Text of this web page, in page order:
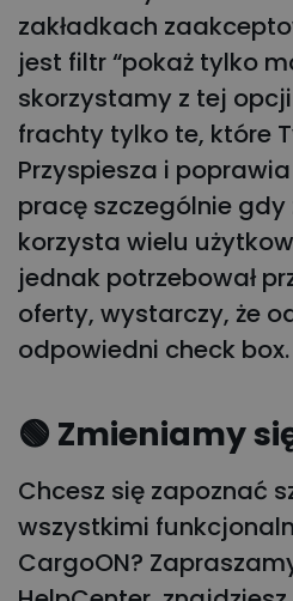
zakładkach
jest filtr “pokaż tylko
skorzystamy z tej
frachty tylko te, które
Przyspiesza i
pracę szczególnie
korzysta wielu
jednak potrzebował
oferty, wystarczy, że
odpowiedni check box.
🟢 Zmieniamy
Chcesz się zapoznać
wszystkimi
CargoON?